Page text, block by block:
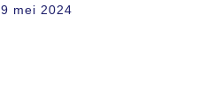
mei 2024